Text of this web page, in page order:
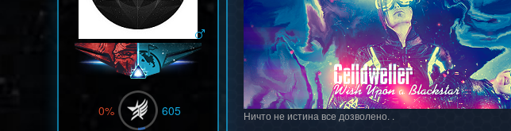
0% 605 Ничто не истина все дозволено. .